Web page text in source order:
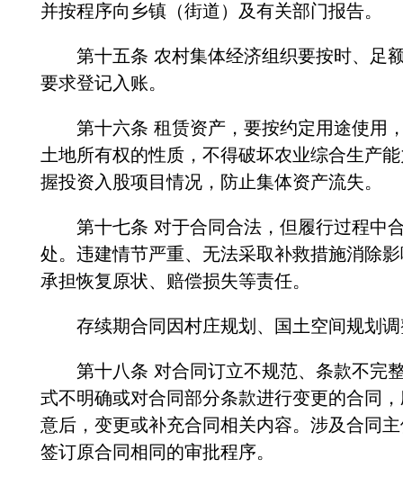
并按程序向乡镇（街道）及有关部门报告。
第十五条 农村集体经济组织要按时、足额
要求登记入账。
第十六条 租赁资产，要按约定用途使用，
土地所有权的性质，不得破坏农业综合生产
握投资入股项目情况，防止集体资产流失。
第十七条 对于合同合法，但履行过程中合
处。违建情节严重、无法采取补救措施消除
承担恢复原状、赔偿损失等责任。
存续期合同因村庄规划、国土空间规划调
第十八条 对合同订立不规范、条款不完整
式不明确或对合同部分条款进行变更的合同
意后，变更或补充合同相关内容。涉及合同
签订原合同相同的审批程序。